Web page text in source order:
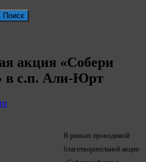
акция «Собери
в с.п. Али-Юрт
В рамках проводимой
благотворительной акции